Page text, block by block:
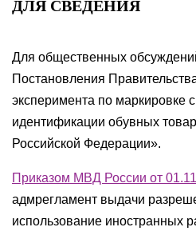
ДЛЯ СВЕДЕНИЯ
Для общественных
Постановления
эксперимента по маркировке
идентификации обувных
Российской Федерации».
Приказом МВД России от
адмрегламент выдачи
использование иностранных